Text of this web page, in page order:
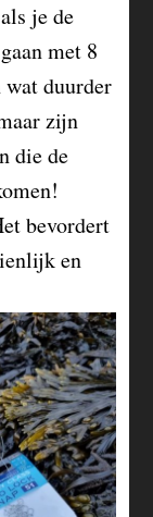
je de
met 8
duurder
zijn
die de
bevordert
en